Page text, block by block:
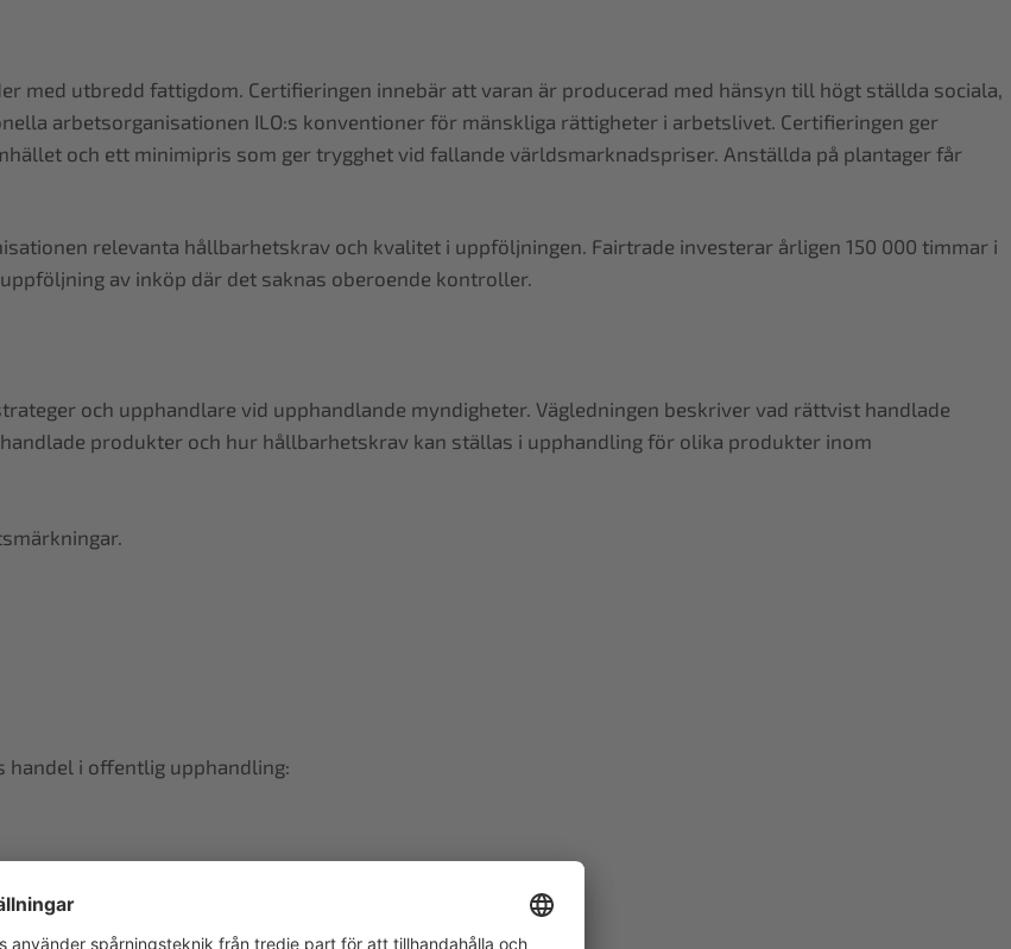
med utbredd fattigdom. Certifieringen innebär att varan är producerad med hänsyn till högt ställda sociala,
arbetsorganisationen ILO:s konventioner för mänskliga rättigheter i arbetslivet. Certifieringen ger
och ett minimipris som ger trygghet vid fallande världsmarknadspriser. Anställda på plantager får
relevanta hållbarhetskrav och kvalitet i uppföljningen. Fairtrade investerar årligen 150 000 timmar i
av inköp där det saknas oberoende kontroller.
och upphandlare vid upphandlande myndigheter. Vägledningen beskriver vad rättvist handlade
produkter och hur hållbarhetskrav kan ställas i upphandling för olika produkter inom
i offentlig upphandling:
– kaffe, te och kakao”